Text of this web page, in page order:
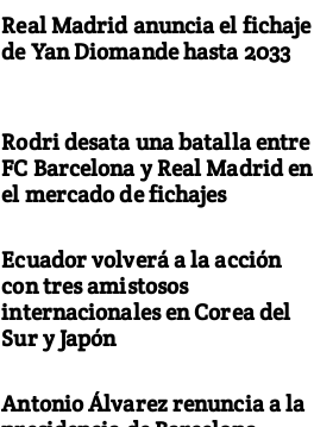
Real Madrid anuncia el fichaje
de Yan Diomande hasta 2033
Rodri desata una batalla entre
FC Barcelona y Real Madrid en
el mercado de fichajes
Ecuador volverá a la acción
con tres amistosos
internacionales en Corea del
Sur y Japón
Antonio Álvarez renuncia a la